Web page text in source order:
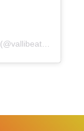
Un post condiviso da BEATRICE VALLI (@vallibeatrice)